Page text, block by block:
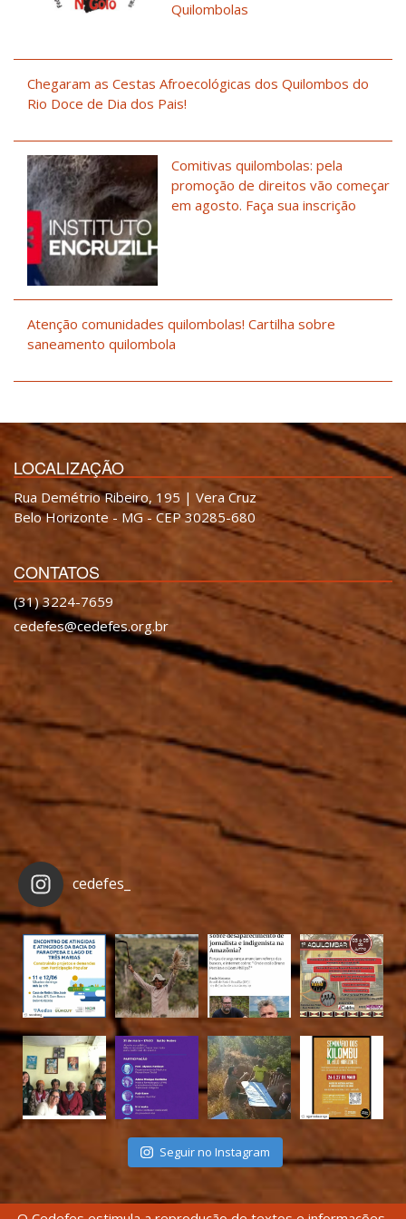
Quilombolas
Chegaram as Cestas Afroecológicas dos Quilombos do
Rio Doce de Dia dos Pais!
Comitivas quilombolas: pela
promoção de direitos vão começar
em agosto. Faça sua inscrição
Atenção comunidades quilombolas! Cartilha sobre
saneamento quilombola
LOCALIZAÇÃO
Rua Demétrio Ribeiro, 195 | Vera Cruz
Belo Horizonte - MG - CEP 30285-680
CONTATOS
(31) 3224-7659
cedefes@cedefes.org.br
cedefes_
Seguir no Instagram